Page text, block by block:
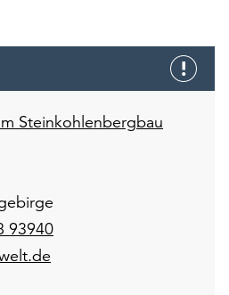
Steinkohlenbergbau
93940